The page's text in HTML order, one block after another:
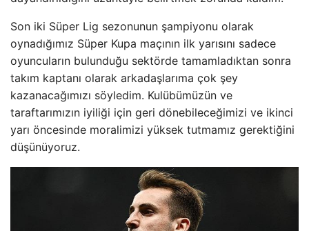
Son iki Süper Lig sezonunun şampiyonu olarak
oynadığımız Süper Kupa maçının ilk yarısını sadece
oyuncuların bulunduğu sektörde tamamladıktan sonra
takım kaptanı olarak arkadaşlarıma çok şey
kazanacağımızı söyledim. Kulübümüzün ve
taraftarımızın iyiliği için geri dönebileceğimizi ve ikinci
yarı öncesinde moralimizi yüksek tutmamız gerektiğini
düşünüyoruz.